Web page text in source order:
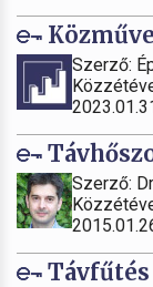
Szerző:
Szerző: